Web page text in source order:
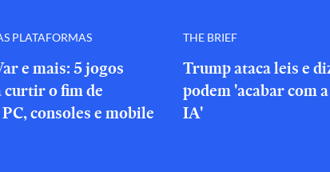
PLATAFORMAS
e mais: 5 jogos
o fim de
consoles e mobile
THE BRIEF
Trump ataca leis e
podem 'acabar com
IA'